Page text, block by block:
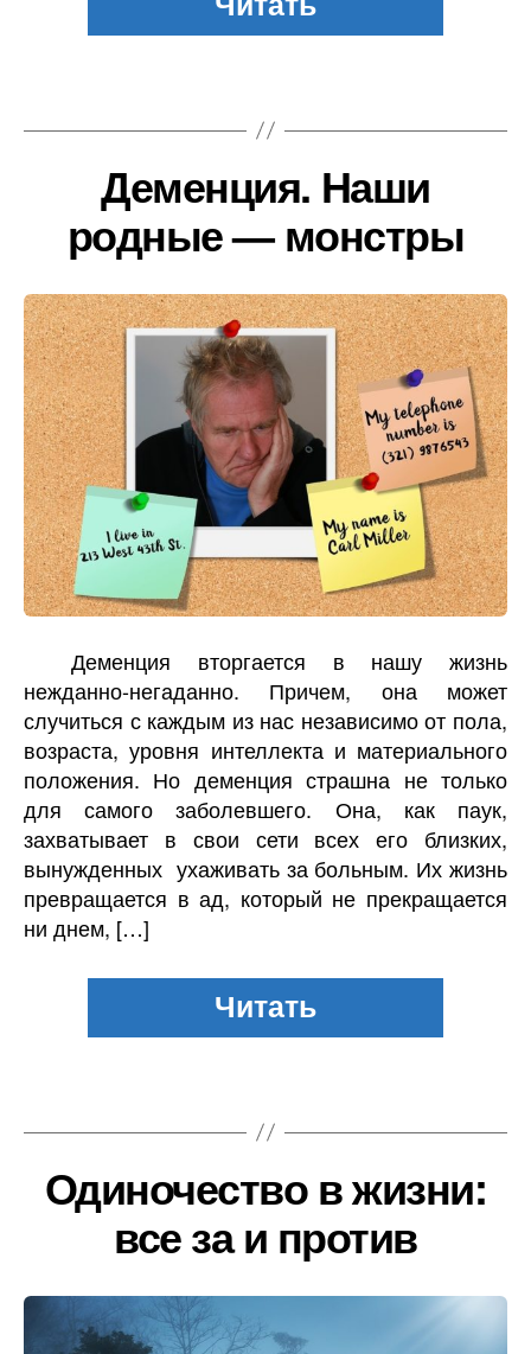
Деменция. Наши
родные — монстры
Деменция вторгается в нашу жизнь
нежданно-негаданно. Причем, она может
случиться с каждым из нас независимо от пола,
возраста, уровня интеллекта и материального
положения. Но деменция страшна не только
для самого заболевшего. Она, как паук,
захватывает в свои сети всех его близких,
вынужденных ухаживать за больным. Их жизнь
превращается в ад, который не прекращается
ни днем, […]
Одиночество в жизни:
все за и против